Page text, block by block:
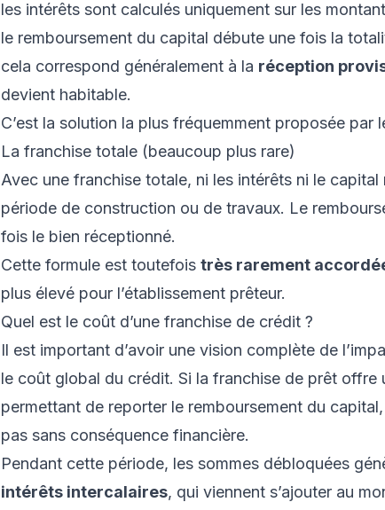
les intérêts sont calculés uniquement sur les
le remboursement du capital débute une fois la
cela correspond généralement à la réception
devient habitable.
C’est la solution la plus fréquemment proposée par
La franchise totale (beaucoup plus rare)
Avec une franchise totale, ni les intérêts ni le
période de construction ou de travaux. Le
fois le bien réceptionné.
Cette formule est toutefois très rarement
plus élevé pour l’établissement prêteur.
Quel est le coût d’une franchise de crédit ?
Il est important d’avoir une vision complète de
le coût global du crédit. Si la franchise de prêt offre
permettant de reporter le remboursement du
pas sans conséquence financière.
Pendant cette période, les sommes débloquées
intérêts intercalaires, qui viennent s’ajouter au